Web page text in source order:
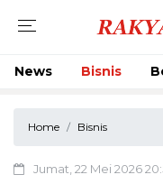
News Bisnis
Home Bisnis
Jumat, 22 Mei 2026